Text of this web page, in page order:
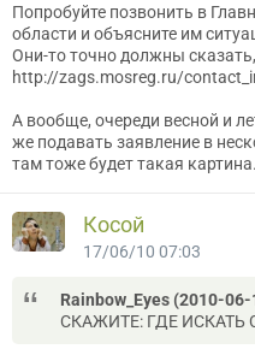
Попробуйте позвонить в
области и объясните им
Они-то точно должны
http://zags.mosreg.ru/
А вообще, очереди весной и
же подавать заявление в
там тоже будет такая
Косой
17/06/10 07:03
Rainbow_Eyes (2010-
СКАЖИТЕ: ГДЕ ИСКАТЬ